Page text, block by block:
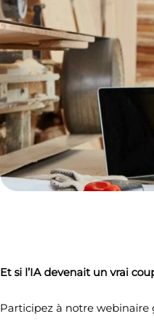
Et si l’IA devenait un vrai
Participez à notre webinaire